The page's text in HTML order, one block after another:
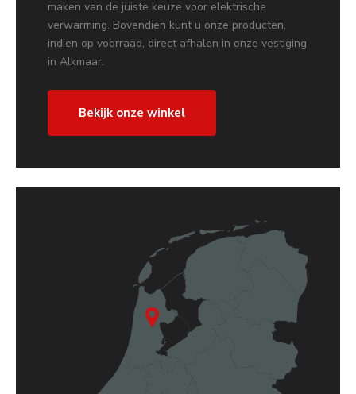
maken van de juiste keuze voor elektrische
verwarming. Bovendien kunt u onze producten,
indien op voorraad, direct afhalen in onze vestiging
in Alkmaar.
Bekijk onze winkel